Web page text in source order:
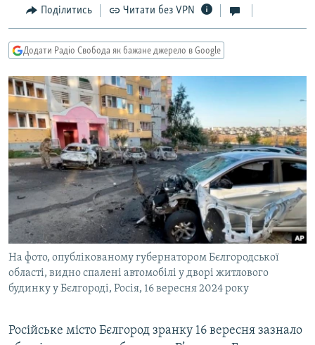
Перейти
до
пошуку
СУСПІЛЬСТВО
УКРАЇНА
СВІТ
ДОНБАС.РЕАЛІЇ
ТИ ЯК?
СХЕМИ
КИТАЙ.ВИКЛИКИ
МУЛЬТИМЕДІА
ФОТО
СПЕЦПРОЄКТИ
ПОДКАСТИ
КРИМ РЕАЛІЇ
РУС
УКР
КТАТ
Поділитись Читати без VPN
Додати Радіо Свобода як бажане джерело в Google
На фото, опублікованому губернатором Бєлгородської
області, видно спалені автомобілі у дворі житлового
будинку у Бєлгороді, Росія, 16 вересня 2024 року
Російське місто Бєлгород зранку 16 вересня зазнало